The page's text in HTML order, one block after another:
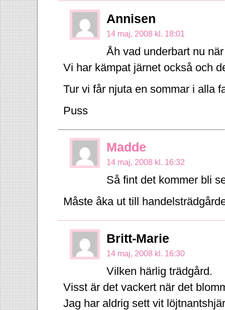
Annisen
14 maj, 2008 kl. 18:01
Åh vad underbart nu
Vi har kämpat järnet också och
Tur vi får njuta en sommar i alla
Puss
Madde
14 maj, 2008 kl. 16:32
Så fint det kommer bli
Måste åka ut till
Britt-Marie
14 maj, 2008 kl. 16:30
Vilken härlig trädgård.
Visst är det vackert när det
Jag har aldrig sett vit